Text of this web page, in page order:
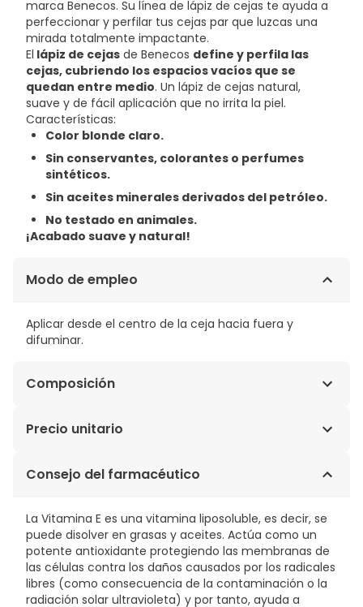
marca Benecos. Su línea de lápiz de cejas te ayuda a
perfeccionar y perfilar tus cejas par que luzcas una
mirada totalmente impactante.
El lápiz de cejas de Benecos define y perfila las
cejas, cubriendo los espacios vacíos que se
quedan entre medio. Un lápiz de cejas natural,
suave y de fácil aplicación que no irrita la piel.
Características:
Color blonde claro.
Sin conservantes, colorantes o perfumes
sintéticos.
Sin aceites minerales derivados del petróleo.
No testado en animales.
¡Acabado suave y natural!
Modo de empleo
Aplicar desde el centro de la ceja hacia fuera y
difuminar.
Composición
HYDROGENATED VEGETABLE OIL, HYDROGENATED
(JOJOBA) SEED OIL*, TOCOPHEROL (VITAMINA E),
77491 (IRON OXIDES).
Precio unitario
10,45€ / Unidades
Consejo del farmacéutico
La Vitamina E es una vitamina liposoluble, es decir, se
puede disolver en grasas y aceites. Actúa como un
potente antioxidante protegiendo las membranas de
las células contra los daños causados por los radicales
libres (como consecuencia de la contaminación o la
radiación solar ultravioleta) y por tanto, ayuda a